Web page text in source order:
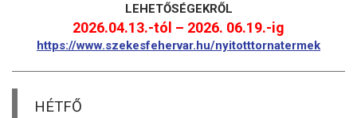
LEHETŐSÉGEKRŐL
2026.04.13.-tól – 2026. 06.19.-ig
https://www.szekesfehervar.hu/nyitotttornatermek
HÉTFŐ